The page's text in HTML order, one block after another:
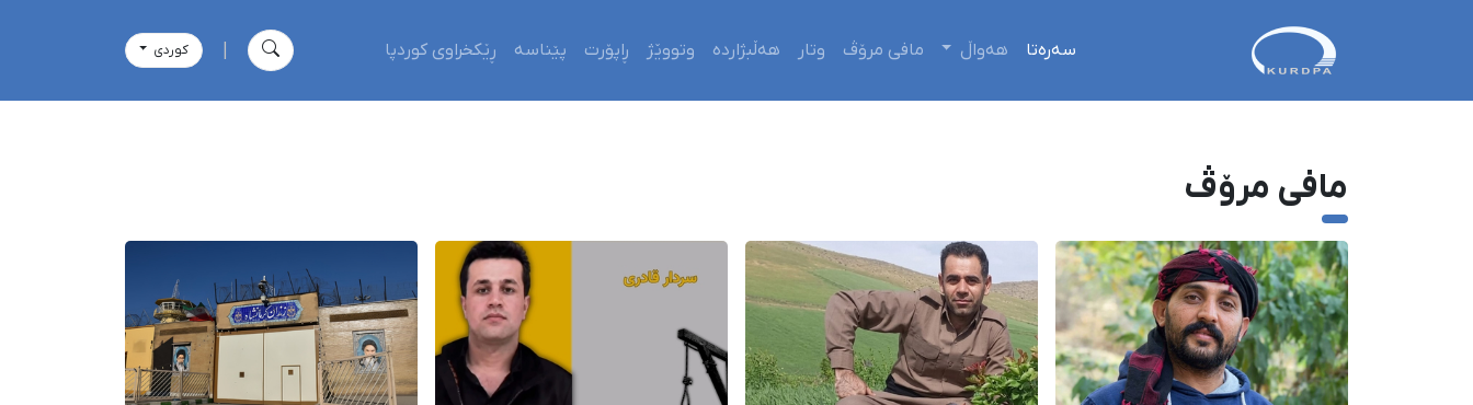
سەرەتا هەواڵ مافی مرۆڤ وتار هەڵبژاردە وتووێژ ڕاپۆرت پێناسە ڕێکخراوی کوردپا كوردی
مافی مرۆڤ